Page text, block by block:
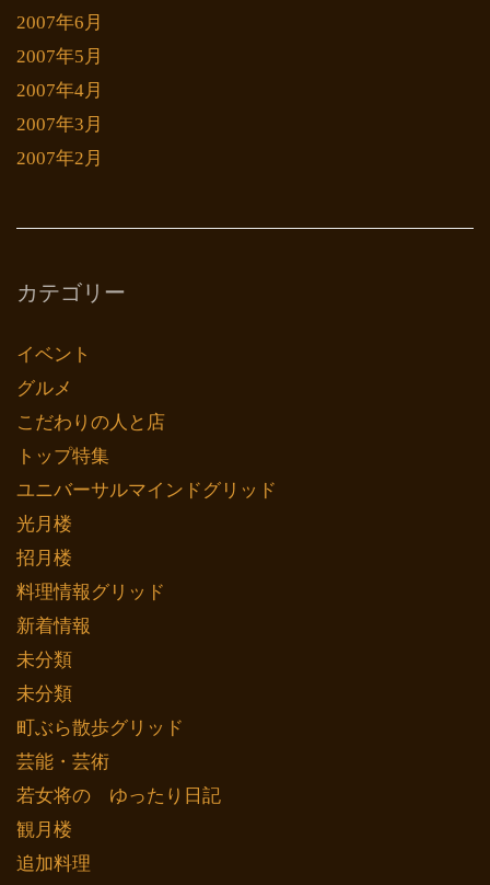
2007年6月
2007年5月
2007年4月
2007年3月
2007年2月
カテゴリー
イベント
グルメ
こだわりの人と店
トップ特集
ユニバーサルマインドグリッド
光月楼
招月楼
料理情報グリッド
新着情報
未分類
未分類
町ぶら散歩グリッド
芸能・芸術
若女将の ゆったり日記
観月楼
追加料理